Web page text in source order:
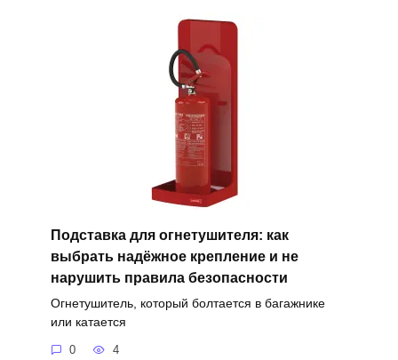
Подставка для огнетушителя: как
выбрать надёжное крепление и не
нарушить правила безопасности
Огнетушитель, который болтается в багажнике
или катается
0 4